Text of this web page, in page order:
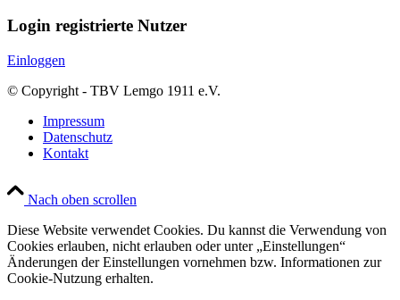
Login registrierte Nutzer
Einloggen
© Copyright - TBV Lemgo 1911 e.V.
Impressum
Datenschutz
Kontakt
Nach oben scrollen
Diese Website verwendet Cookies. Du kannst die Verwendung von
Cookies erlauben, nicht erlauben oder unter „Einstellungen“
Änderungen der Einstellungen vornehmen bzw. Informationen zur
Cookie-Nutzung erhalten.